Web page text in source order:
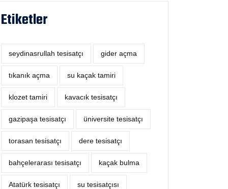
Etiketler
seydinasrullah tesisatçı ‎gider açma
tıkanık açma su kaçak tamiri
klozet tamiri kavacık tesisatçı
gazipaşa tesisatçı üniversite tesisatçı
torasan tesisatçı dere tesisatçı
bahçelerarası tesisatçı kaçak bulma
Atatürk tesisatçı su tesisatçısı